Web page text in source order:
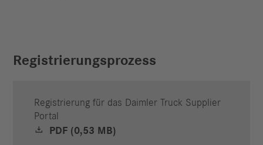
Registrierungsprozess
Registrierung für das Daimler Truck Supplier
Portal
PDF (0,53 MB)